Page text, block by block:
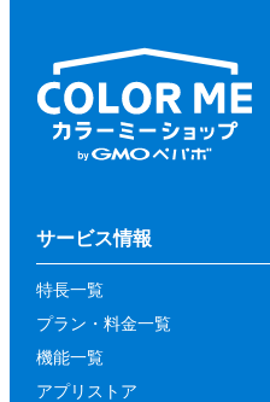
サービス情報
特長一覧
プラン・料金一覧
機能一覧
アプリストア